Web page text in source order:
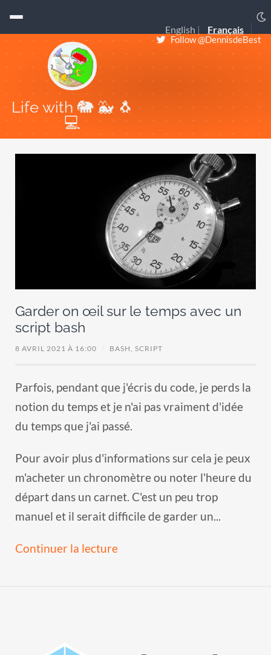
English Français
Life with 🐘 🐳 🐧
💻
Follow @DennisdeBest
Garder on œil sur le temps avec un
script bash
8 AVRIL 2021 À 16:00 BASH, SCRIPT
Parfois, pendant que j'écris du code, je perds la
notion du temps et je n'ai pas vraiment d'idée
du temps que j'ai passé.
Pour avoir plus d'informations sur cela je peux
m'acheter un chronomètre ou noter l'heure du
départ dans un carnet. C'est un peu trop
manuel et il serait difficile de garder un...
Continuer la lecture